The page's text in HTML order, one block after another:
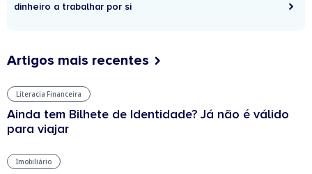
dinheiro a trabalhar por si
Artigos mais recentes
Literacia Financeira
Ainda tem Bilhete de Identidade? Já não é válido
para viajar
Imobiliário